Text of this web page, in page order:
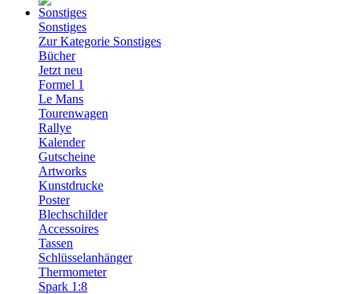
Sonstiges
Zur Kategorie Sonstiges
Bücher
Jetzt neu
Formel 1
Le Mans
Tourenwagen
Rallye
Kalender
Gutscheine
Artworks
Kunstdrucke
Poster
Blechschilder
Accessoires
Tassen
Schlüsselanhänger
Thermometer
Spark 1:8